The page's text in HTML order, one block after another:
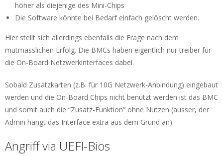
höher als diejenige des Mini-Chips
Die Software könnte bei Bedarf einfach gelöscht werden.
Hier stellt sich allerdings ebenfalls die Frage nach dem
mutmasslichen Erfolg. Die BMCs haben eigentlich nur treiber für
die On-Board Netzwerkinterfaces dabei.
Sobald Zusatzkarten (z.B. für 10G Netzwerk-Anbindung) eingebaut
werden und die On-Board Chips nicht benutzt werden ist das BMC
und somit auch die “Zusatz-Funktion” ohne Nutzen (ausser, der
Admin hängt das Interface extra aus dem Grund an).
Angriff via UEFI-Bios